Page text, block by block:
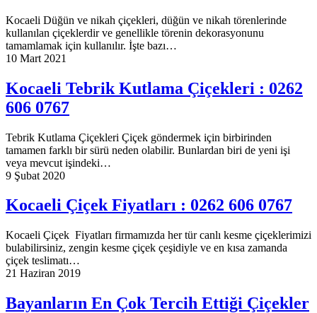
Kocaeli Düğün ve nikah çiçekleri, düğün ve nikah törenlerinde
kullanılan çiçeklerdir ve genellikle törenin dekorasyonunu
tamamlamak için kullanılır. İşte bazı…
10 Mart 2021
Kocaeli Tebrik Kutlama Çiçekleri : 0262
606 0767
Tebrik Kutlama Çiçekleri Çiçek göndermek için birbirinden
tamamen farklı bir sürü neden olabilir. Bunlardan biri de yeni işi
veya mevcut işindeki…
9 Şubat 2020
Kocaeli Çiçek Fiyatları : 0262 606 0767
Kocaeli Çiçek Fiyatları firmamızda her tür canlı kesme çiçeklerimizi
bulabilirsiniz, zengin kesme çiçek çeşidiyle ve en kısa zamanda
çiçek teslimatı…
21 Haziran 2019
Bayanların En Çok Tercih Ettiği Çiçekler